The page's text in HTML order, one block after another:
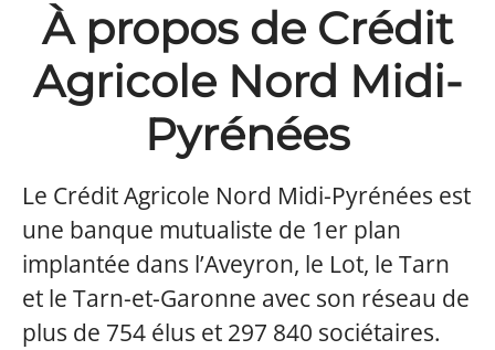
À propos de Crédit
Agricole Nord Midi-
Pyrénées
Le Crédit Agricole Nord Midi-Pyrénées est
une banque mutualiste de 1er plan
implantée dans l’Aveyron, le Lot, le Tarn
et le Tarn-et-Garonne avec son réseau de
plus de 754 élus et 297 840 sociétaires.